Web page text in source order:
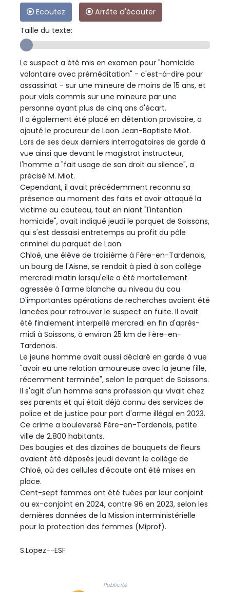
Ecoutez
Arrête d'écouter
Taille du texte:
Le suspect a été mis en examen pour "homicide
volontaire avec préméditation" - c'est-à-dire pour
assassinat - sur une mineure de moins de 15 ans, et
pour viols commis sur une mineure par une
personne ayant plus de cinq ans d'écart.
Il a également été placé en détention provisoire, a
ajouté le procureur de Laon Jean-Baptiste Miot.
Lors de ses deux derniers interrogatoires de garde à
vue ainsi que devant le magistrat instructeur,
l'homme a "fait usage de son droit au silence", a
précisé M. Miot.
Cependant, il avait précédemment reconnu sa
présence au moment des faits et avoir attaqué la
victime au couteau, tout en niant "l'intention
homicide", avait indiqué jeudi le parquet de Soissons,
qui s'est dessaisi entretemps au profit du pôle
criminel du parquet de Laon.
Chloé, une élève de troisième à Fère-en-Tardenois,
un bourg de l'Aisne, se rendait à pied à son collège
mercredi matin lorsqu'elle a été mortellement
agressée à l'arme blanche au niveau du cou.
D'importantes opérations de recherches avaient été
lancées pour retrouver le suspect en fuite. Il avait
été finalement interpellé mercredi en fin d'après-
midi à Soissons, à environ 25 km de Fère-en-
Tardenois.
Le jeune homme avait aussi déclaré en garde à vue
"avoir eu une relation amoureuse avec la jeune fille,
récemment terminée", selon le parquet de Soissons.
Il s'agit d'un homme sans profession qui vivait chez
ses parents et qui était déjà connu des services de
police et de justice pour port d'arme illégal en 2023.
Ce crime a bouleversé Fère-en-Tardenois, petite
ville de 2.800 habitants.
Des bougies et des dizaines de bouquets de fleurs
avaient été déposés jeudi devant le collège de
Chloé, où des cellules d'écoute ont été mises en
place.
Cent-sept femmes ont été tuées par leur conjoint
ou ex-conjoint en 2024, contre 96 en 2023, selon les
dernières données de la Mission interministérielle
pour la protection des femmes (Miprof).
S.Lopez--ESF
Publicité